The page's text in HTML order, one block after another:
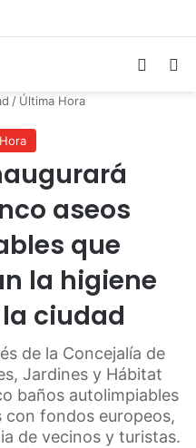
/ Última Hora
aseos
que
la higiene
ciudad
de la Concejalía de
Jardines y Hábitat
baños autolimpiables
con fondos europeos,
de vecinos y turistas.